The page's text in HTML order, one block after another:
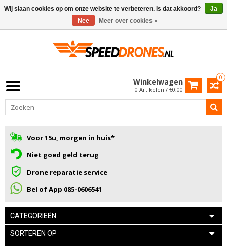
0
Winkelwagen
0 Artikelen / €0,00
Voor 15u, morgen in huis*
Niet goed geld terug
Drone reparatie service
Bel of App 085-0606541
CATEGORIEËN
SORTEREN OP
Wij slaan cookies op om onze website te verbeteren. Is dat akkoord?
Ja
Nee
Meer over cookies »